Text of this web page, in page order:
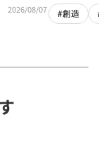
2026/08/07 #創造